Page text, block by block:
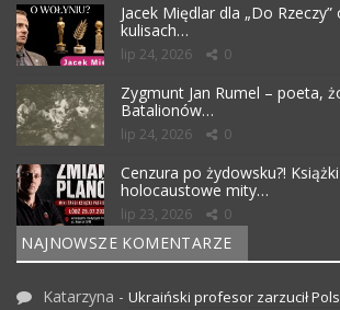
Jacek Międlar dla „Do
kulisach…
lip 24, 2026 0
Zygmunt Jan Rumel – poeta,
Batalionów…
lip 24, 2026 0
Cenzura po żydowsku?!
holocaustowe mity…
lip 23, 2026 0
NAJNOWSZE KOMENTARZE
Katarzyna - Ukraiński profesor zarzucił